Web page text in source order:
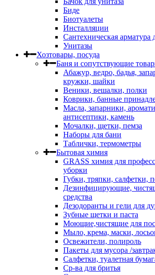
Биде
Биотуалеты
Инсталляции
Сантехническая арматура
Унитазы
Хозтовары, посуда
Баня и сопутствующие
Абажур, ведро, бадья,
кружки, шайки
Веники, вешалки, полки
Коврики, банные
Масла, запарники,
антисептики, камень
Мочалки, щетки, пемза
Наборы для бани
Таблички, термометры
Бытовая химия
GRASS химия для
уборки
Губки, тряпки, салфетки,
Дезинфицирующие,
средства
Дезодоранты и гели для
Зубные щетки и паста
Моющие,чистящие для
Мыло, крема, маски,
Освежители, полироль
Пакеты для мусора /
Салфетки, туалетная
Ср-ва для бритья